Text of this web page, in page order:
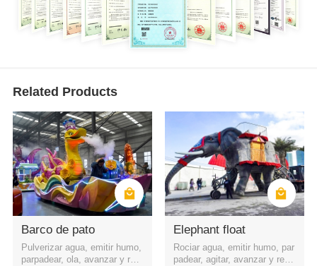
Related Products
Barco de pato
Pulverizar agua, emitir humo,
parpadear, ola, avanzar y retr
Elephant float
Rociar agua, emitir humo, par
padear, agitar, avanzar y retro